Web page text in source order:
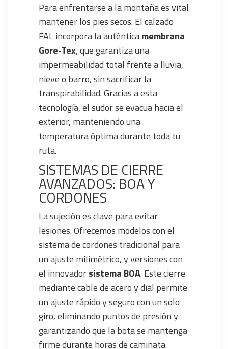
Para enfrentarse a la montaña es vital
mantener los pies secos. El calzado
FAL incorpora la auténticamembrana
Gore-Tex, que garantiza una
impermeabilidad total frente a lluvia,
nieve o barro, sin sacrificar la
transpirabilidad. Gracias a esta
tecnología, el sudor se evacua hacia el
exterior, manteniendo una
temperatura óptima durante toda tu
ruta.
SISTEMAS DE CIERRE
AVANZADOS: BOA Y
CORDONES
La sujeción es clave para evitar
lesiones. Ofrecemos modelos con el
sistema de cordones tradicional para
un ajuste milimétrico, y versiones con
el innovadorsistema BOA. Este cierre
mediante cable de acero y dial permite
un ajuste rápido y seguro con un solo
giro, eliminando puntos de presión y
garantizando que la bota se mantenga
firme durante horas de caminata.